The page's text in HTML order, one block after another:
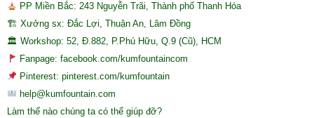
PP Miền Bắc: 243 Nguyễn Trãi, Thành phố Thanh Hóa
🏗 Xưởng sx: Đắc Lợi, Thuận An, Lâm Đồng
🏛 Workshop: 52, Đ.882, P.Phú Hữu, Q.9 (Cũ), HCM
Fanpage: facebook.com/kumfountaincom
Pinterest: pinterest.com/kumfountain
help@kumfountain.com
Làm thế nào chúng ta có thể giúp đỡ?